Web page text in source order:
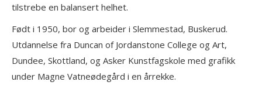
tilstrebe en balansert helhet.
Født i 1950, bor og arbeider i Slemmestad, Buskerud.
Utdannelse fra Duncan of Jordanstone College og Art,
Dundee, Skottland, og Asker Kunstfagskole med grafikk
under Magne Vatneødegård i en årrekke.